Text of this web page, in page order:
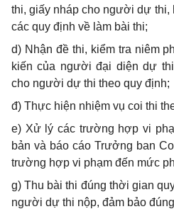
thi, giấy nháp cho người dự
các quy định về làm bài thi;
d) Nhận đề thi, kiểm tra niêm
kiến của người đại diện dự
cho người dự thi theo quy định;
đ) Thực hiện nhiệm vụ coi thi
e) Xử lý các trường hợp vi
bản và báo cáo Trưởng ban
trường hợp vi phạm đến mức
g) Thu bài thi đúng thời gian
người dự thi nộp, đảm bảo